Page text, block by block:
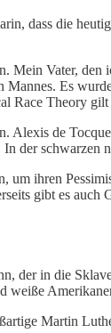
dass die
Vater,
Es
Race Theory
Alexis de
der
ihren
gibt es auch
der in die
Martin